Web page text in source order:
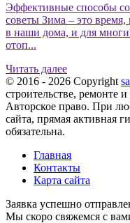
Эффективные способы
советы Зима – это время,
в наши дома, и для
отоп...
Читать далее
© 2016 - 2026 Copyright
строительстве, ремонте
Авторское право. При
сайта, прямая активная
обязательна.
Главная
Контакты
Карта сайта
Заявка успешно
Мы скоро свяжемся с